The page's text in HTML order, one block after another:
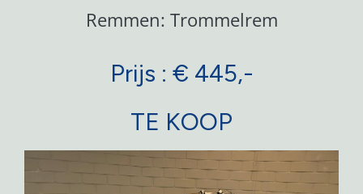
Remmen: Trommelrem
Prijs : € 445,-
TE KOOP